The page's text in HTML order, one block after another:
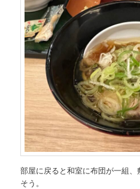
部屋に戻ると和室に布団が一組
そう。